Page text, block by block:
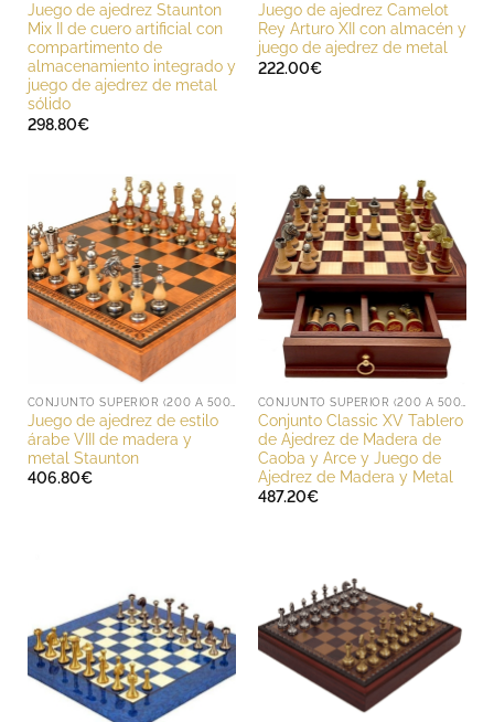
Juego de ajedrez Staunton
Mix II de cuero artificial con
compartimento de
almacenamiento integrado y
juego de ajedrez de metal
sólido
298.80€
Juego de ajedrez Camelot
Rey Arturo XII con almacén y
juego de ajedrez de metal
222.00€
Juego de ajedrez de estilo
árabe VIII de madera y
metal Staunton
406.80€
Conjunto Classic XV Tablero
de Ajedrez de Madera de
Caoba y Arce y Juego de
Ajedrez de Madera y Metal
487.20€